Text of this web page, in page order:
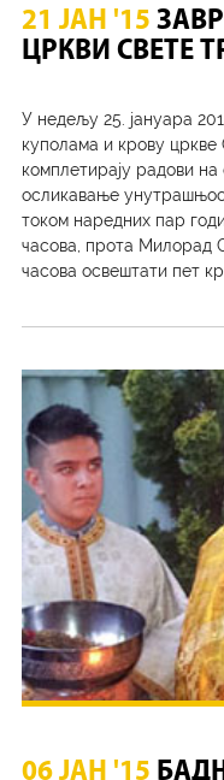
21 ЈАН '15
ЦРКВИ СВЕТЕ
У недељу 25. јануара
куполама и крову
комплетирају радови
осликавање
током наредних пар
часова, прота Милорад
часова освештати пет
06 ЈАН '15